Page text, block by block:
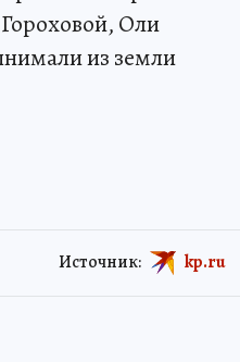
Оли
из земли
Источник: kp.ru